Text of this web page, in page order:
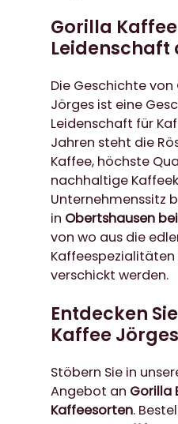
Gorilla
Leidenschaft
Die Geschichte
Jörges ist eine
Leidenschaft für
Jahren steht die
Kaffee, höchste
nachhaltige
Unternehmenssitz
in Obertshausen
von wo aus die
verschickt werden.
Entdecken
Kaffee
Stöbern Sie in
Angebot an Gorilla
Kaffeesorten.